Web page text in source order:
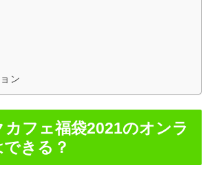
ン
フェ福袋2021のオンラ
きる？